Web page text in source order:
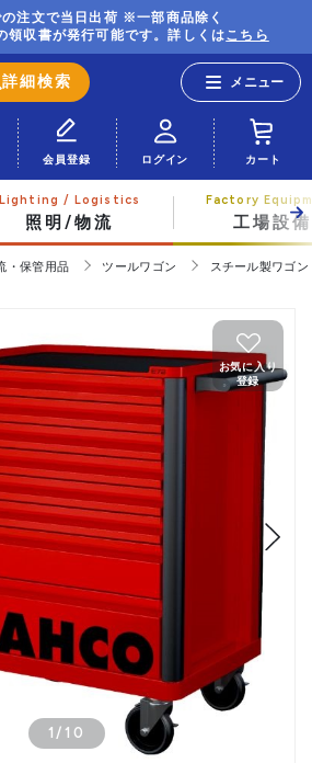
注文で当日出荷 ※一部商品除く
領収書が発行可能です。詳しくはこちら
詳細検索
会員登録 ログイン カート
照明/物流 工場設備
・保管用品 ツールワゴン スチール製ワゴ
1 / 10
お気に入り
登録